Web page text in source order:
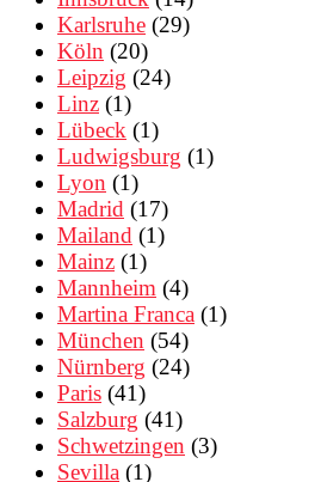
Karlsruhe (29)
Köln (20)
Leipzig (24)
Linz (1)
Lübeck (1)
Ludwigsburg (1)
Lyon (1)
Madrid (17)
Mailand (1)
Mainz (1)
Mannheim (4)
Martina Franca (1)
München (54)
Nürnberg (24)
Paris (41)
Salzburg (41)
Schwetzingen (3)
Sevilla (1)